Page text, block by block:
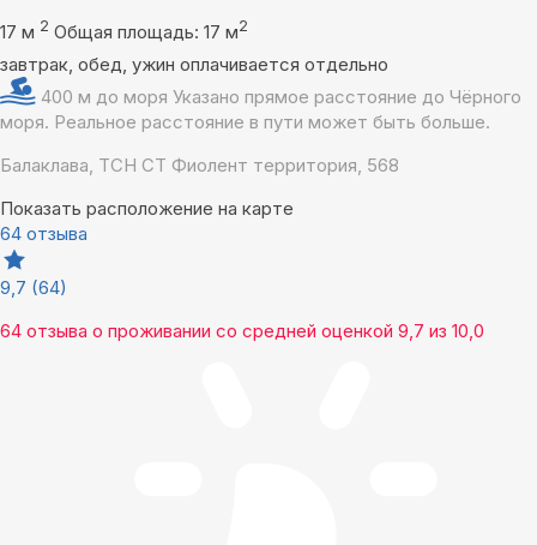
17 м 2 Общая площадь: 17 м2
завтрак, обед, ужин оплачивается отдельно
400 м до моря Указано прямое расстояние до Чёрного
моря. Реальное расстояние в пути может быть больше.
Балаклава, ТСН СТ Фиолент территория, 568
Показать расположение на карте
64 отзыва
9,7 (64)
64 отзыва о проживании со средней оценкой 9,7 из 10,0